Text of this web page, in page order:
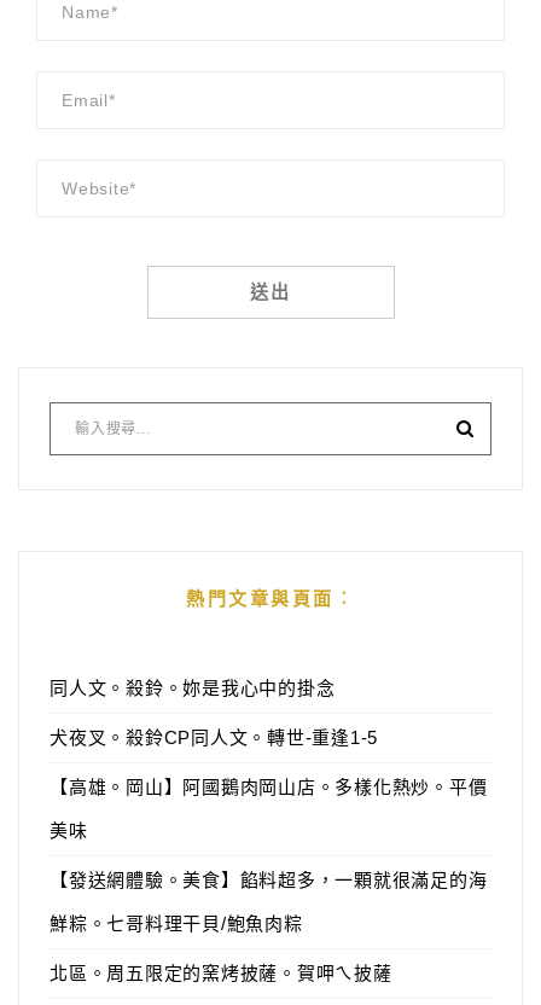
熱門文章與頁面︰
同人文。殺鈴。妳是我心中的掛念
犬夜叉。殺鈴CP同人文。轉世-重逢1-5
【高雄。岡山】阿國鵝肉岡山店。多樣化熱炒。平價
美味
【發送網體驗。美食】餡料超多，一顆就很滿足的海
鮮粽。七哥料理干貝/鮑魚肉粽
北區。周五限定的窯烤披薩。賀呷ㄟ披薩